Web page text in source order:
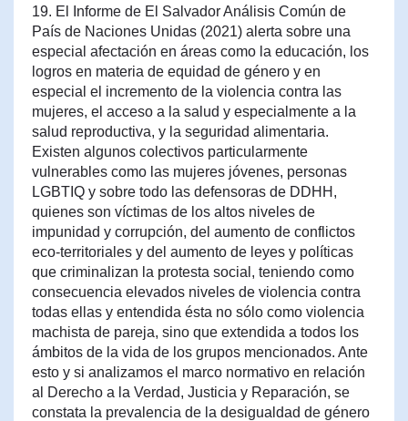
19. El Informe de El Salvador Análisis Común de
País de Naciones Unidas (2021) alerta sobre una
especial afectación en áreas como la educación, los
logros en materia de equidad de género y en
especial el incremento de la violencia contra las
mujeres, el acceso a la salud y especialmente a la
salud reproductiva, y la seguridad alimentaria.
Existen algunos colectivos particularmente
vulnerables como las mujeres jóvenes, personas
LGBTIQ y sobre todo las defensoras de DDHH,
quienes son víctimas de los altos niveles de
impunidad y corrupción, del aumento de conflictos
eco-territoriales y del aumento de leyes y políticas
que criminalizan la protesta social, teniendo como
consecuencia elevados niveles de violencia contra
todas ellas y entendida ésta no sólo como violencia
machista de pareja, sino que extendida a todos los
ámbitos de la vida de los grupos mencionados. Ante
esto y si analizamos el marco normativo en relación
al Derecho a la Verdad, Justicia y Reparación, se
constata la prevalencia de la desigualdad de género